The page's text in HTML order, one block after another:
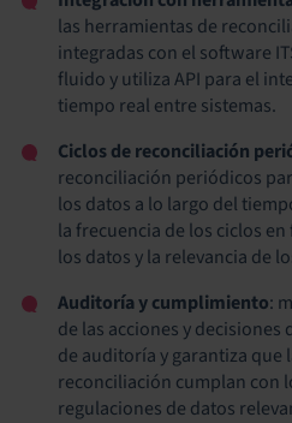
las herramientas de
integradas con el software
fluido y utiliza API para el
tiempo real entre sistemas.
Ciclos de reconciliación
reconciliación periódicos
los datos a lo largo del
la frecuencia de los ciclos
los datos y la relevancia de
Auditoría y cumplimiento:
de las acciones y
de auditoría y garantiza que
reconciliación cumplan con
regulaciones de datos